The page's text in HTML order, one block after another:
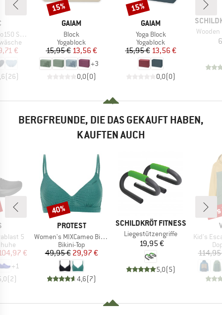
Brief
Preis
€
(26)
MARKE
GAIAM
Artikel
Block
Produktgruppe
Yogablock
Preis
15,95 €reduzierter Preis
13,56 €
+3
0,0(0)
Rabatt
15%
MARKE
GAIAM
Artikel
Yoga Block
Produktgruppe
Yogablock
Preis
15,95 €reduzierter Preis
13,56 €
0,0(0)
Rabatt
15%
MARKE
Artikel
Wooden
BERGFREUNDE, DIE DAS GEKAUFT HABEN,
KAUFTEN AUCH
5
Preis
€
+1
(2)
MARKE
PROTEST
Artikel
Women's MIXCameo Bikini Top BCD-Cup
Produktgruppe
Bikini-Top
Preis
49,95 €reduzierter Preis
29,97 €
4,6(7)
Rabatt
40%
MARKE
SCHILDKRÖT FITNESS
Artikel
Liegestützengriffe
Preis
19,95 €
5,0(5)
Artikel
Kid's